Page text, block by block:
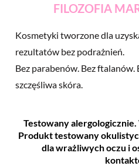
FILOZOFIA
Kosmetyki tworzone dla
rezultatów bez podrażnień.
Bez parabenów. Bez ftalanów.
szczęśliwa skóra.
Testowany alergologicznie.
Produkt testowany
dla wrażliwych oczu i